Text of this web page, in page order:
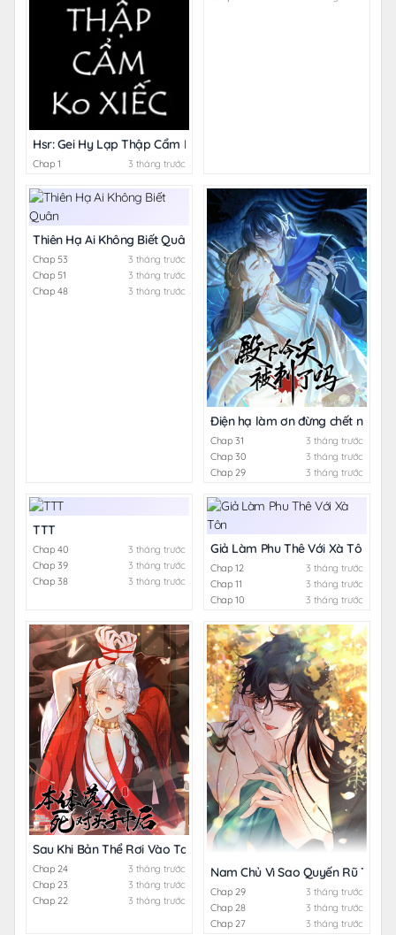
Hsr: Gei Hy Lạp Thập Cẩm Không Xiếc
Chap 1 3 tháng trước
Thiên Hạ Ai Không Biết Quân
Chap 53
3 tháng trước
Chap 51
3 tháng trước
Chap 48
3 tháng trước
Điện hạ làm ơn đừng chết nữa
Chap 31
3 tháng trước
Chap 30
3 tháng trước
Chap 29
3 tháng trước
TTT
Chap 40
3 tháng trước
Chap 39
3 tháng trước
Chap 38
3 tháng trước
Giả Làm Phu Thê Với Xà Tôn
Chap 12
3 tháng trước
Chap 11
3 tháng trước
Chap 10
3 tháng trước
Sau Khi Bản Thể Rơi Vào Tay Kẻ Thù Không Đội Trời Chung
Chap 24
3 tháng trước
Chap 23
3 tháng trước
Chap 22
3 tháng trước
Nam Chủ Vì Sao Quyến Rũ Ta
Chap 29
3 tháng trước
Chap 28
3 tháng trước
Chap 27
3 tháng trước